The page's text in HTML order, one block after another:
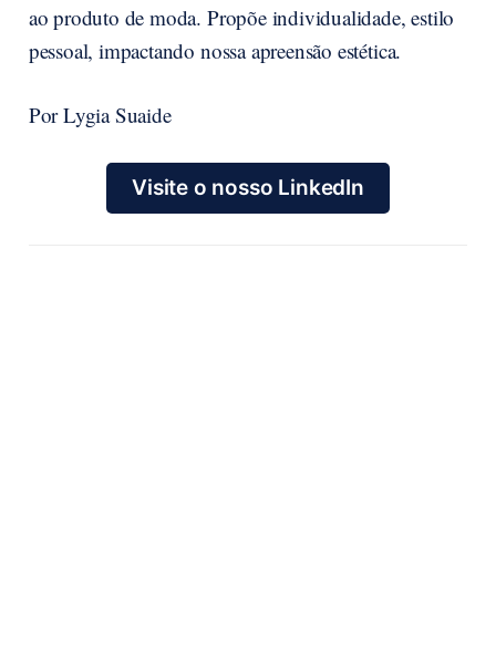
ao produto de moda. Propõe individualidade, estilo
pessoal, impactando nossa apreensão estética.
Por Lygia Suaide
Visite o nosso LinkedIn